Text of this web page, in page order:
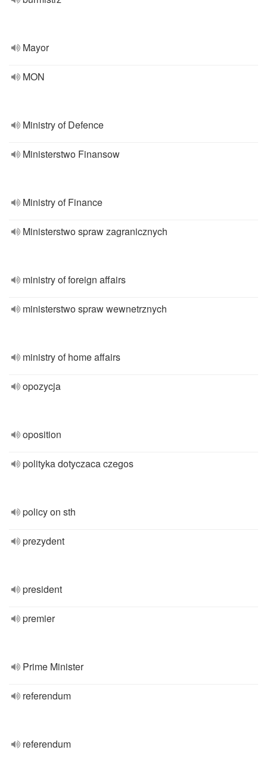
Mayor
MON
Ministry of Defence
Ministerstwo Finansow
Ministry of Finance
Ministerstwo spraw zagranicznych
ministry of foreign affairs
ministerstwo spraw wewnetrznych
ministry of home affairs
opozycja
oposition
polityka dotyczaca czegos
policy on sth
prezydent
president
premier
Prime Minister
referendum
referendum